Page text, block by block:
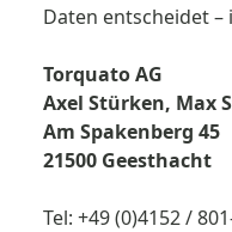
Daten entscheidet
Torquato AG
Axel Stürken, Max
Am Spakenberg 45
21500 Geesthacht
Tel: +49 (0)4152 /